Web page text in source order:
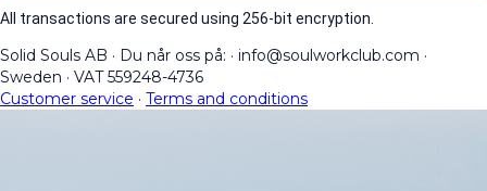
All transactions are secured using 256-bit encryption.
Solid Souls AB · Du når oss på: · info@soulworkclub.com ·
Sweden · VAT 559248-4736
Customer service · Terms and conditions